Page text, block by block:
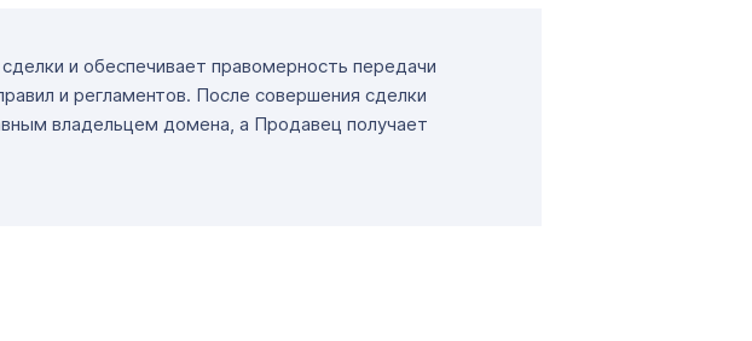
и обеспечивает правомерность передачи
и регламентов. После совершения сделки
владельцем домена, а Продавец получает